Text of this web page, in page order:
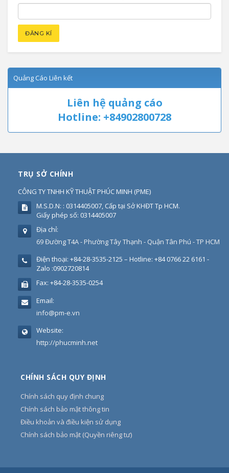
Quảng Cáo Liên kết
Liên hệ quảng cáo
Hotline: +84902800728
TRỤ SỞ CHÍNH
CÔNG TY TNHH KỸ THUẬT PHÚC MINH (PME)
M.S.D.N: : 0314405007, Cấp tại Sở KHĐT Tp HCM.
Giấy phép số: 0314405007
Địa chỉ:
69 Đường T4A - Phường Tây Thạnh - Quận Tân Phú - TP HCM
Điện thoại: +84-28-3535-2125 – Hotline: +84 0766 22 6161 -
Zalo :0902720814
Fax: +84-28-3535-0254
Email:
info@pm-e.vn
Website:
http://phucminh.net
CHÍNH SÁCH QUY ĐỊNH
Chính sách quy định chung
Chính sách bảo mật thông tin
Điều khoản và điều kiện sử dụng
Chính sách bảo mật (Quyền riêng tư)